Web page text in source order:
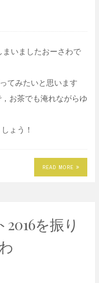
まいましたおーさわで
てみたいと思います
お茶でも淹れながらゆ
ょう！
READ MORE
を振り